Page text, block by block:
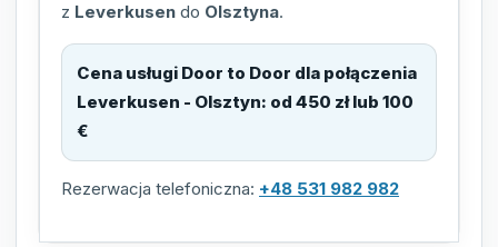
z Leverkusen do Olsztyna.
Cena usługi Door to Door dla połączenia
Leverkusen - Olsztyn: od 450 zł lub 100
€
Rezerwacja telefoniczna: +48 531 982 982